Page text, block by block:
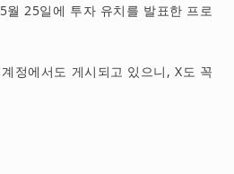
25일에 투자 유치를 발표한 프로
정에서도 게시되고 있으니, X도 꼭